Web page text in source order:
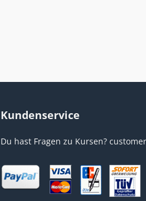
Kundenservice
Du hast Fragen zu Kursen?